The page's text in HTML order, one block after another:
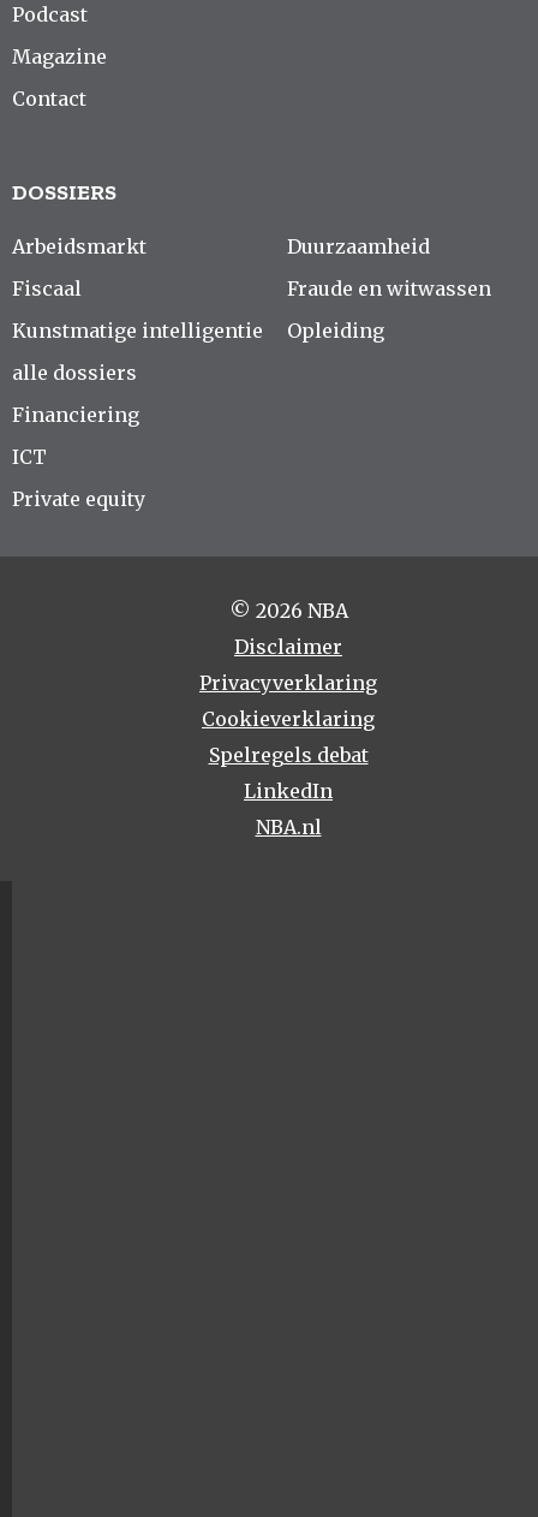
Podcast
Magazine
Contact
DOSSIERS
Arbeidsmarkt
Fiscaal
Kunstmatige intelligentie
alle dossiers
Duurzaamheid
Fraude en witwassen
Opleiding
Financiering
ICT
Private equity
© 2026 NBA
Disclaimer
Privacyverklaring
Cookieverklaring
Spelregels debat
LinkedIn
NBA.nl